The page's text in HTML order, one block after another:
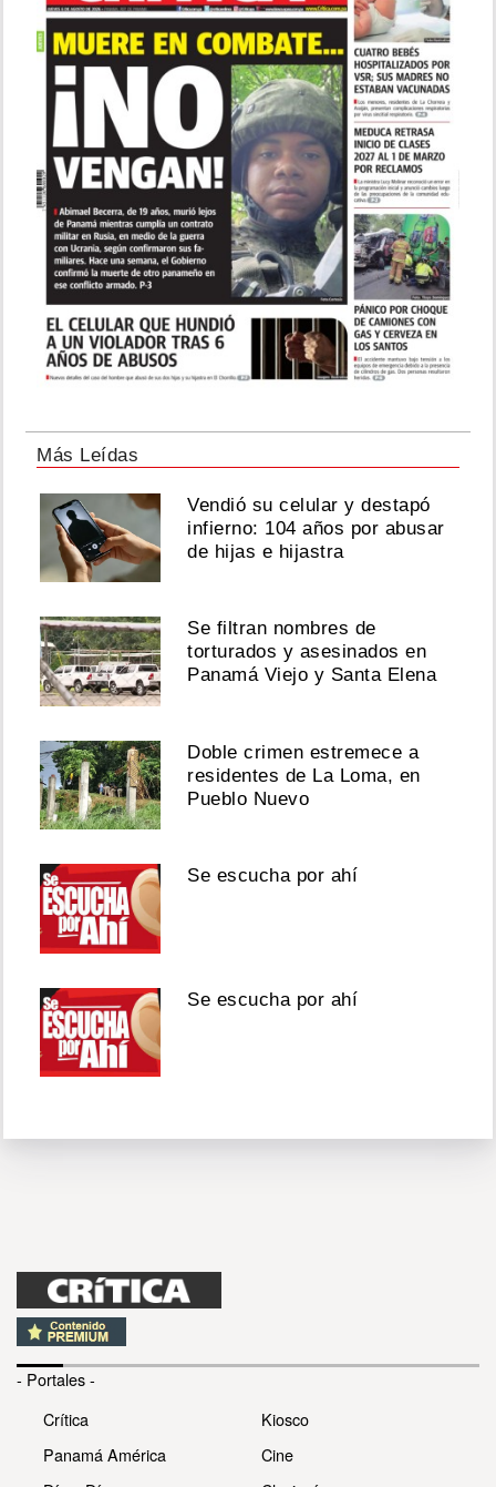
Más Leídas
Vendió su celular y destapó
infierno: 104 años por abusar
de hijas e hijastra
Se filtran nombres de
torturados y asesinados en
Panamá Viejo y Santa Elena
Doble crimen estremece a
residentes de La Loma, en
Pueblo Nuevo
Se escucha por ahí
Se escucha por ahí
- Portales -
Crítica
Panamá América
Kiosco
Cine